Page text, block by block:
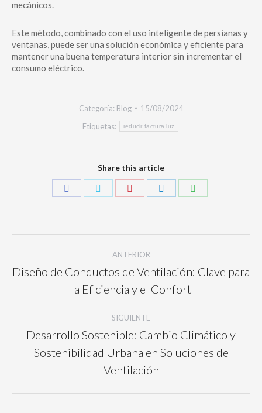
mecánicos.
Este método, combinado con el uso inteligente de persianas y
ventanas, puede ser una solución económica y eficiente para
mantener una buena temperatura interior sin incrementar el
consumo eléctrico.
Categoría: Blog
15/08/2024
Etiquetas:
reducir factura luz
Share this article
ANTERIOR
Diseño de Conductos de Ventilación: Clave para
la Eficiencia y el Confort
SIGUIENTE
Desarrollo Sostenible: Cambio Climático y
Sostenibilidad Urbana en Soluciones de
Ventilación